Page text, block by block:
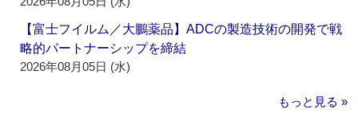
【富士フイルム／大鵬薬品】ADCの製造技術の開発で戦
略的パートナーシップを締結
2026年08月05日 (水)
もっと見る »